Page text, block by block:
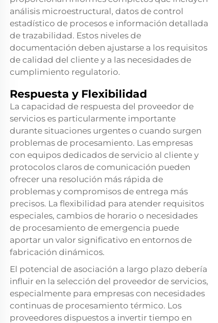
análisis microestructural, datos de control
estadístico de procesos e información detallada
de trazabilidad. Estos niveles de
documentación deben ajustarse a los requisitos
de calidad del cliente y a las necesidades de
cumplimiento regulatorio.
Respuesta y Flexibilidad
La capacidad de respuesta del proveedor de
servicios es particularmente importante
durante situaciones urgentes o cuando surgen
problemas de procesamiento. Las empresas
con equipos dedicados de servicio al cliente y
protocolos claros de comunicación pueden
ofrecer una resolución más rápida de
problemas y compromisos de entrega más
precisos. La flexibilidad para atender requisitos
especiales, cambios de horario o necesidades
de procesamiento de emergencia puede
aportar un valor significativo en entornos de
fabricación dinámicos.
El potencial de asociación a largo plazo debería
influir en la selección del proveedor de servicios,
especialmente para empresas con necesidades
continuas de procesamiento térmico. Los
proveedores dispuestos a invertir tiempo en